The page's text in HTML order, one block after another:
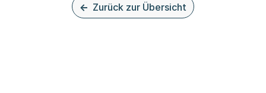
Zurück zur Übersicht